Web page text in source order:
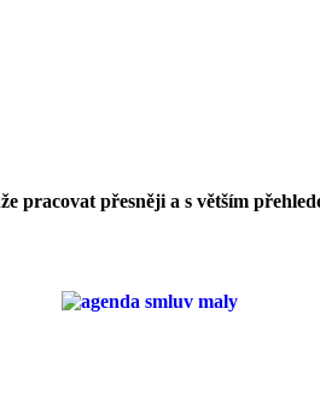
pracovat přesněji a s větším